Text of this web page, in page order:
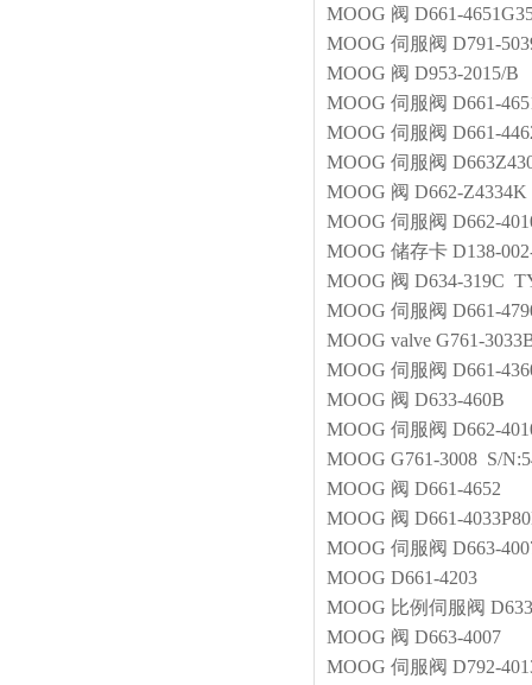
MOOG 阀 D661-
MOOG 伺服阀 D791-
MOOG 阀 D953-2015/B
MOOG 伺服阀 D661-
MOOG 伺服阀 D661-
MOOG 伺服阀
MOOG 阀 D662-Z4334K
MOOG 伺服阀 D662-
MOOG 储存卡 D138-
MOOG 阀 D634-319C
MOOG 伺服阀 D661-
MOOG valve G761-
MOOG 伺服阀 D661-
MOOG 阀 D633-460B
MOOG 伺服阀 D662-
MOOG G761-3008 S/
MOOG 阀 D661-4652
MOOG 阀 D661-
MOOG 伺服阀 D663-
MOOG D661-4203
MOOG 比例伺服阀
MOOG 阀 D663-4007
MOOG 伺服阀 D792-